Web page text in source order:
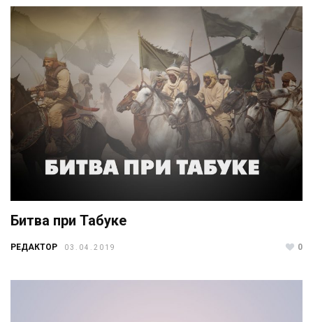
Битва при Табуке
РЕДАКТОР 03.04.2019 0